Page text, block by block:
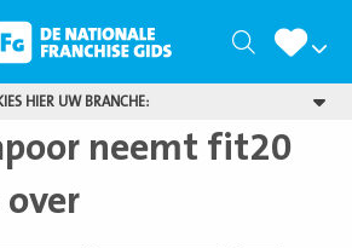
Zoeken
HIER UW BRANCHE:
neemt fit20